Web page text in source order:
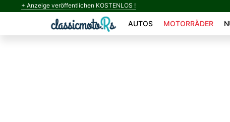
+ Anzeige veröffentlichen KOSTENLOS !
AUTOS MOTORRÄDER